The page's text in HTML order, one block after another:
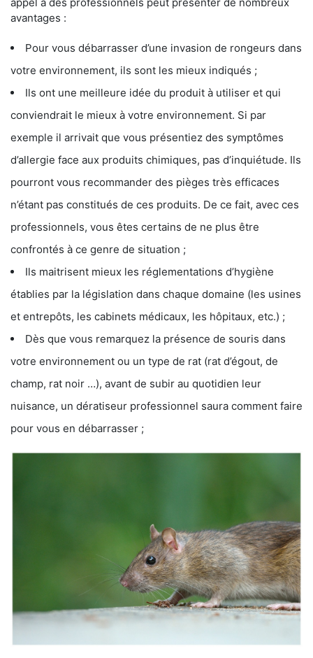
avantages :
Pour vous débarrasser d’une invasion de rongeurs dans
votre environnement, ils sont les mieux indiqués ;
Ils ont une meilleure idée du produit à utiliser et qui
conviendrait le mieux à votre environnement. Si par
exemple il arrivait que vous présentiez des symptômes
d’allergie face aux produits chimiques, pas d’inquiétude. Ils
pourront vous recommander des pièges très efficaces
n’étant pas constitués de ces produits. De ce fait, avec ces
professionnels, vous êtes certains de ne plus être
confrontés à ce genre de situation ;
Ils maitrisent mieux les réglementations d’hygiène
établies par la législation dans chaque domaine (les usines
et entrepôts, les cabinets médicaux, les hôpitaux, etc.) ;
Dès que vous remarquez la présence de souris dans
votre environnement ou un type de rat (rat d’égout, de
champ, rat noir …), avant de subir au quotidien leur
nuisance, un dératiseur professionnel saura comment faire
pour vous en débarrasser ;